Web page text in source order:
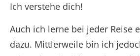
Ich verstehe dich!
Auch ich lerne bei jeder Reise
dazu. Mittlerweile bin ich